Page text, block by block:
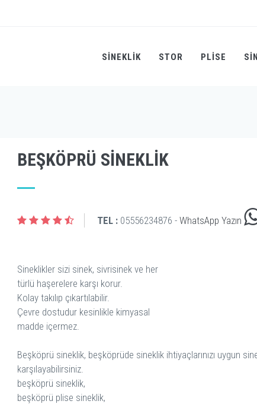
SINEKLIK STOR PLİSE
BEŞKÖPRÜ SINEKLIK
TEL : 05556234876 - WhatsApp Yazın
Sineklikler sizi sinek, sivrisinek ve her
türlü haşerelere karşı korur.
Kolay takılıp çıkartılabilir.
Çevre dostudur kesinlikle kimyasal
madde içermez.
Beşköprü sineklik, beşköprüde sineklik ihtiyaçlarınızı uygun
karşılayabilirsiniz.
beşköprü sineklik,
beşköprü plise sineklik,